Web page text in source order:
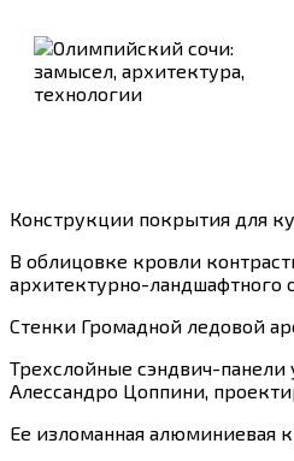
Конструкции покрытия для
В облицовке кровли
архитектурно-ландшафтного
Стенки Громадной ледовой
Трехслойные сэндвич-панели
Алессандро Цоппини,
Ее изломанная алюминиевая